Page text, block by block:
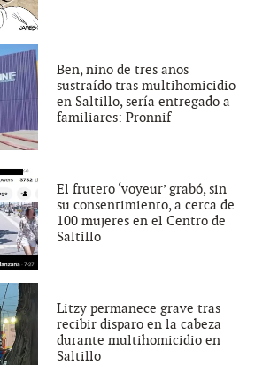
Ben, niño de tres años
sustraído tras multihomicidio
en Saltillo, sería entregado a
familiares: Pronnif
El frutero ‘voyeur’ grabó, sin
su consentimiento, a cerca de
100 mujeres en el Centro de
Saltillo
Litzy permanece grave tras
recibir disparo en la cabeza
durante multihomicidio en
Saltillo